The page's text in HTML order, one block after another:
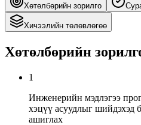
Хөтөлбөрийн зорилго
Хичээлийн төлөвлөгөө
Хөтөлбөрийн
1
Инженерийн мэдлэгээ
хэцүү асуудлыг шийдэхэд
ашиглах